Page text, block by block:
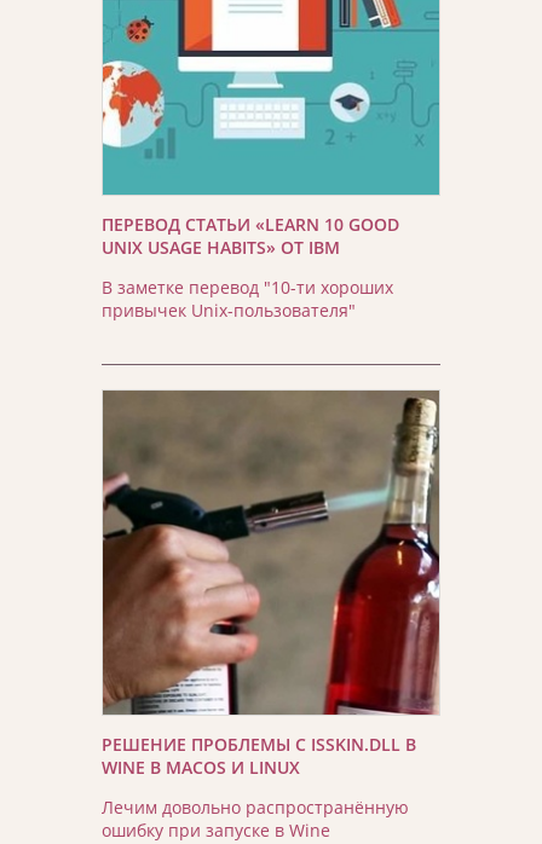
ПЕРЕВОД СТАТЬИ «LEARN 10 GOOD
UNIX USAGE HABITS» ОТ IBM
В заметке перевод "10-ти хороших
привычек Unix-пользователя"
РЕШЕНИЕ ПРОБЛЕМЫ С ISSKIN.DLL В
WINE В MACOS И LINUX
Лечим довольно распространённую
ошибку при запуске в Wine